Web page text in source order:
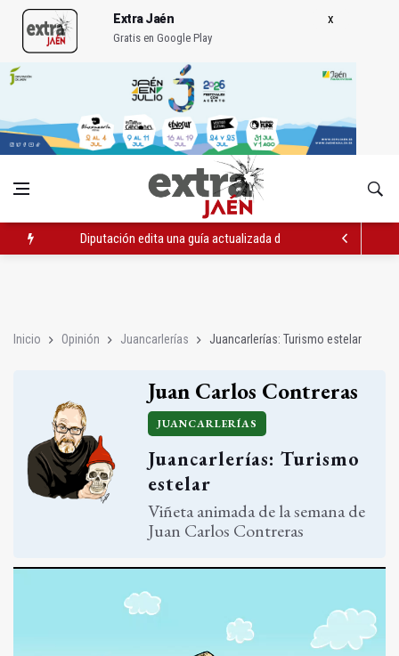
Extra Jaén
Gratis en Google Play
Diputación edita una guía actualizada de los Baños Árabes
Inicio Opinión Juancarlerías Juancarlerías: Turismo estelar
Juan Carlos Contreras
JUANCARLERÍAS
Juancarlerías: Turismo
estelar
Viñeta animada de la semana de
Juan Carlos Contreras